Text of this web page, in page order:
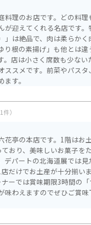
料理のお店です。どの料理
が迎えてくれる名店です。
」は絶品で、肉は柔らかく
り根の素揚げ」も他とは違
。店は小さく席数も少ない
ススメです。前菜やパスタ
す。
件）
花亭の本店です。1階はお
おり、美味しいお菓子を
デパートの北海道展では見
だけでお土産が十分揃いま
ーでは賞味期限3時間の「
味わえますのでぜひご賞味